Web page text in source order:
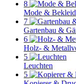
8
Mode &
7
Gartenbau &
6
Holz- &
5
Leuchten
5